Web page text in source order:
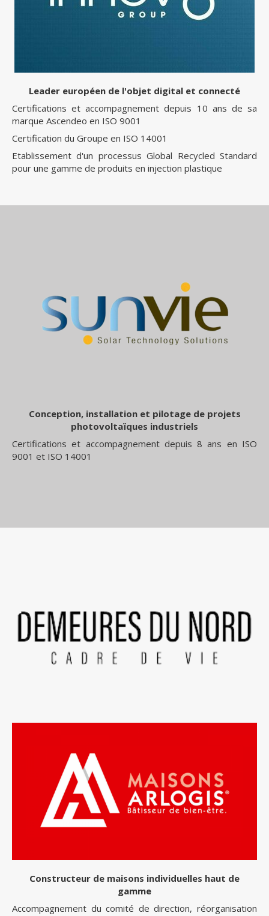
Leader européen de l'objet digital et connecté
Certifications et accompagnement depuis 10 ans de sa
marque Ascendeo en ISO 9001
Certification du Groupe en ISO 14001
Etablissement d'un processus Global Recycled Standard
pour une gamme de produits en injection plastique
Conception, installation et pilotage de projets
photovoltaïques industriels
Certifications et accompagnement depuis 8 ans en ISO
9001 et ISO 14001
Constructeur de maisons individuelles haut de
gamme
Accompagnement du comité de direction, réorganisation